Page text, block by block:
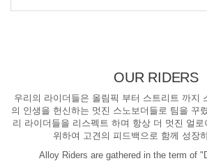
OUR RIDERS
우리의 라이더들은 올림픽 부터 스트리트 까지
의 인생을 헌신하는 멋진 스노보더들로 팀을 꾸
리 라이더들을 리스펙트 하며 항상 더 멋진 얼
위하여 고견의 피드백으로 함께 성장
Alloy Riders are gathered in the term of